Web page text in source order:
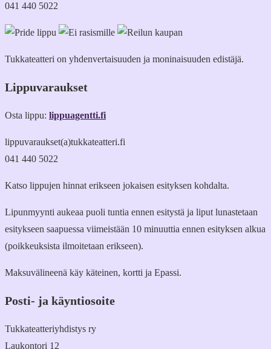
041 440 5022
Tukkateatteri on yhdenvertaisuuden ja moninaisuuden edistäjä.
Lippuvaraukset
Osta lippu: lippuagentti.fi
lippuvaraukset(a)tukkateatteri.fi
041 440 5022
Katso lippujen hinnat erikseen jokaisen esityksen kohdalta.
Lipunmyynti aukeaa puoli tuntia ennen esitystä ja liput lunastetaan
esitykseen saapuessa viimeistään 10 minuuttia ennen esityksen alkua
(poikkeuksista ilmoitetaan erikseen).
Maksuvälineenä käy käteinen, kortti ja Epassi.
Posti- ja käyntiosoite
Tukkateatteriyhdistys ry
Laukontori 12